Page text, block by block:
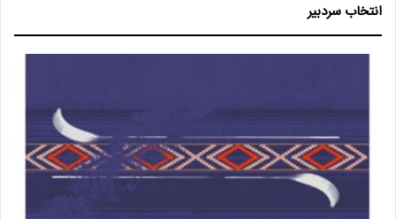
• صبحانه خبر
• «سبیل‌السلطنه» در سنگلج روی صحنه می‌رود
• روایت هنر و شعر عاشورایی در اختتامیه «میراث محتشم کاشانی»
انتخاب سردبیر